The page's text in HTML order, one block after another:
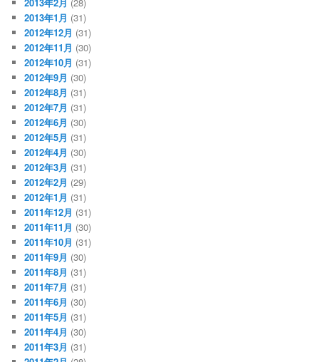
2013年1月 (31)
2012年12月 (31)
2012年11月 (30)
2012年10月 (31)
2012年9月 (30)
2012年8月 (31)
2012年7月 (31)
2012年6月 (30)
2012年5月 (31)
2012年4月 (30)
2012年3月 (31)
2012年2月 (29)
2012年1月 (31)
2011年12月 (31)
2011年11月 (30)
2011年10月 (31)
2011年9月 (30)
2011年8月 (31)
2011年7月 (31)
2011年6月 (30)
2011年5月 (31)
2011年4月 (30)
2011年3月 (31)